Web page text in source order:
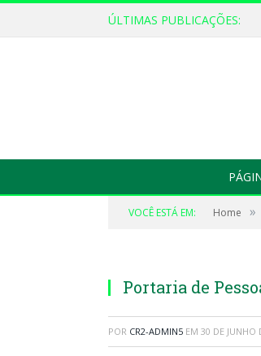
ÚLTIMAS PUBLICAÇÕES:
VOCÊ ESTÁ EM: Home »
Portaria de
POR CR2-ADMIN5 EM 30 DE JUNHO